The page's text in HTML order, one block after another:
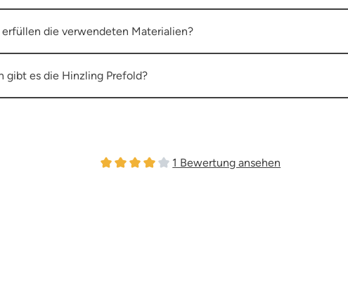
erfüllen die verwendeten Materialien?
gibt es die Hinzling Prefold?
1 Bewertung ansehen